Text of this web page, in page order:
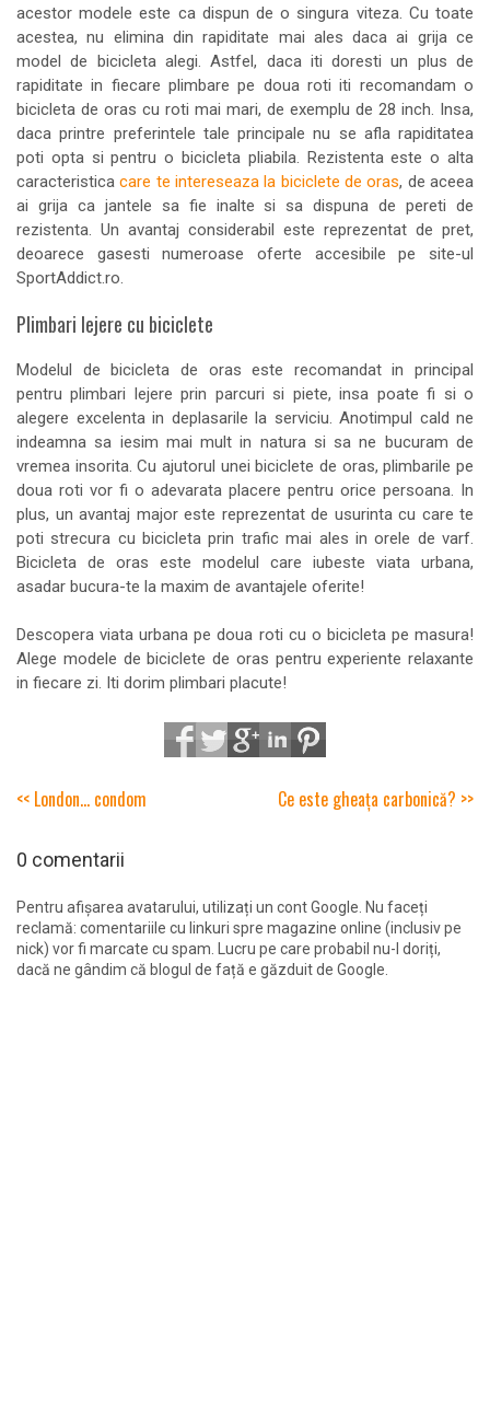
acestor modele este ca dispun de o singura viteza. Cu toate
acestea, nu elimina din rapiditate mai ales daca ai grija ce
model de bicicleta alegi. Astfel, daca iti doresti un plus de
rapiditate in fiecare plimbare pe doua roti iti recomandam o
bicicleta de oras cu roti mai mari, de exemplu de 28 inch. Insa,
daca printre preferintele tale principale nu se afla rapiditatea
poti opta si pentru o bicicleta pliabila. Rezistenta este o alta
caracteristicacare te intereseaza la biciclete de oras, de aceea
ai grija ca jantele sa fie inalte si sa dispuna de pereti de
rezistenta. Un avantaj considerabil este reprezentat de pret,
deoarece gasesti numeroase oferte accesibile pe site-ul
SportAddict.ro.
Plimbari lejere cu biciclete
Modelul de bicicleta de oras este recomandat in principal
pentru plimbari lejere prin parcuri si piete, insa poate fi si o
alegere excelenta in deplasarile la serviciu. Anotimpul cald ne
indeamna sa iesim mai mult in natura si sa ne bucuram de
vremea insorita. Cu ajutorul unei biciclete de oras, plimbarile pe
doua roti vor fi o adevarata placere pentru orice persoana. In
plus, un avantaj major este reprezentat de usurinta cu care te
poti strecura cu bicicleta prin trafic mai ales in orele de varf.
Bicicleta de oras este modelul care iubeste viata urbana,
asadar bucura-te la maxim de avantajele oferite!
Descopera viata urbana pe doua roti cu o bicicleta pe masura!
Alege modele de biciclete de oras pentru experiente relaxante
in fiecare zi. Iti dorim plimbari placute!
<< London... condom Ce este gheața carbonică? >>
0 comentarii
Pentru afișarea avatarului, utilizați un cont Google. Nu faceți
reclamă: comentariile cu linkuri spre magazine online (inclusiv pe
nick) vor fi marcate cu spam. Lucru pe care probabil nu-l doriți,
dacă ne gândim că blogul de față e găzduit de Google.